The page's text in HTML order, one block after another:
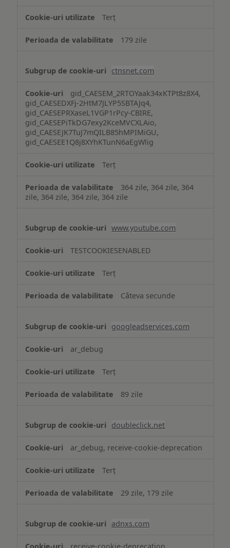
Terț
179 zile
ctnsnet.com
gid_CAESEM_2RTOYaak34xKTPt8z8X4,
gid_CAESEDXFj-2HtM7JLYP5SBTAJq4,
gid_CAESEPRXaseL1VGP1rPcy-CBIRE,
gid_CAESEPiTkDG7exy2KceMVCXLAio,
gid_CAESEJK7TuJ7mQILB85hMPIMiGU,
gid_CAESEE1Q8j8XYhKTunN6aEgWlig
Terț
364 zile, 364 zile, 364
zile, 364 zile, 364 zile, 364 zile
www.youtube.com
TESTCOOKIESENABLED
Terț
Câteva secunde
googleadservices.com
ar_debug
Terț
89 zile
doubleclick.net
ar_debug, receive-cookie-deprecation
Terț
29 zile, 179 zile
adnxs.com